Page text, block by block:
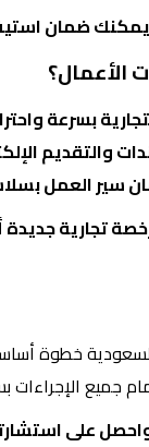
يمكنك ضمان
الأعمال؟
بسرعة
والتقديم
سير العمل
تجارية جديدة
خطوة
جميع
على